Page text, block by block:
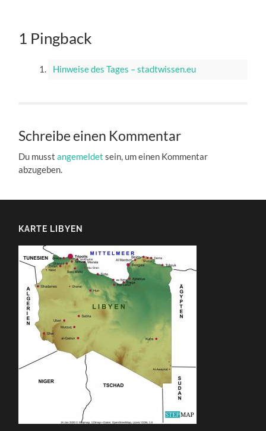
1 Pingback
Hinweise des Tages – stadtwissen.eu
Schreibe einen Kommentar
Du musstangemeldet sein, um einen Kommentar
abzugeben.
KARTE LIBYEN